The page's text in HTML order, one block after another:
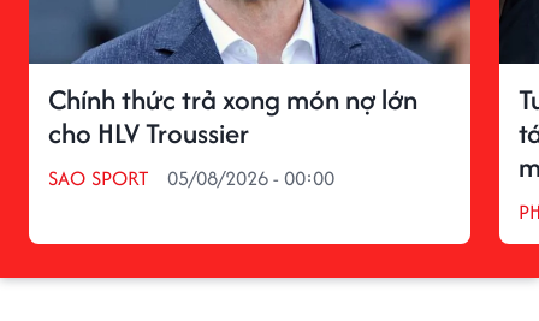
Chính thức trả xong món nợ lớn
cho HLV Troussier
SAO SPORT 05/08/2026 - 00:00